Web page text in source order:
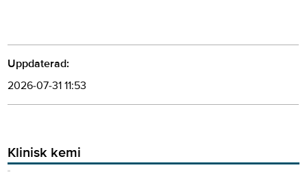
Uppdaterad:
2026-07-31 11:53
Klinisk kemi